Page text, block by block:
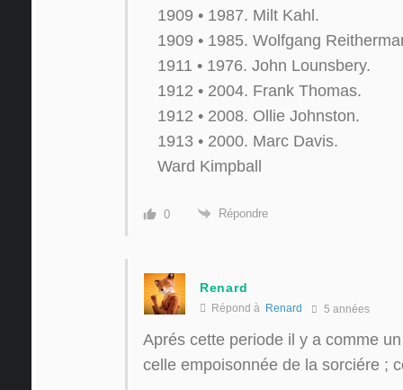
1909 • 1987. Milt Kahl.
1909 • 1985. Wolfgang
1911 • 1976. John Lounsbery.
1912 • 2004. Frank Thomas.
1912 • 2008. Ollie Johnston.
1913 • 2000. Marc Davis.
Ward Kimpball
0 Répondre
Renard
Répond à Renard 5 années
Aprés cette periode il y a comme
celle empoisonnée de la sorciére ;